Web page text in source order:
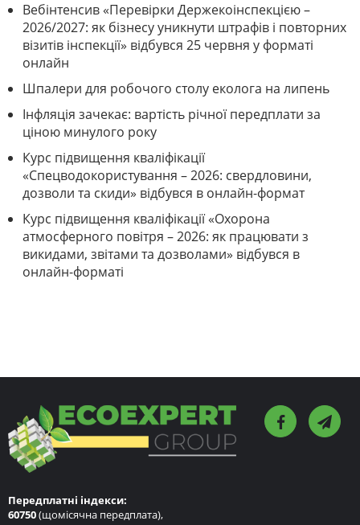
Вебінтенсив «Перевірки Держекоінспекцією –
2026/2027: як бізнесу уникнути штрафів і повторних
візитів інспекції» відбувся 25 червня у форматі
онлайн
Шпалери для робочого столу еколога на липень
Інфляція зачекає: вартість річної передплати за
ціною минулого року
Курс підвищення кваліфікації
«Спецводокористування – 2026: свердловини,
дозволи та скиди» відбувся в онлайн-формат
Курс підвищення кваліфікації «Охорона
атмосферного повітря – 2026: як працювати з
викидами, звітами та дозволами» відбувся в
онлайн-форматі
Передплатні індекси:
60750(щомісячна передплата),